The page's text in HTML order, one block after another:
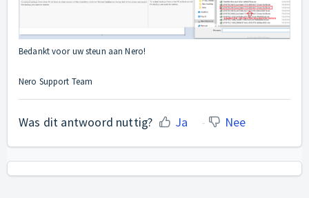
Bedankt voor uw steun aan Nero!
Nero Support Team
Was dit antwoord nuttig? Ja Nee